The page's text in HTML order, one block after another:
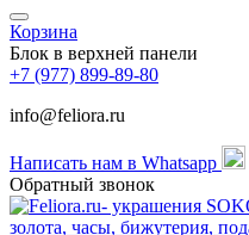
Корзина
Блок в верхней панели
+7 (977) 899-89-80
info@feliora.ru
Написать нам в Whatsapp
Обратный звонок